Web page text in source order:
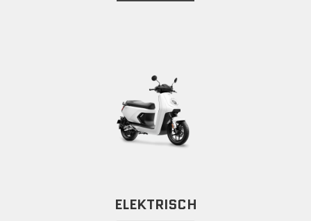
ELEKTRISCH